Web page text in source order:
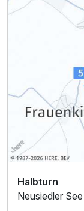
Halbturn
Neusiedler